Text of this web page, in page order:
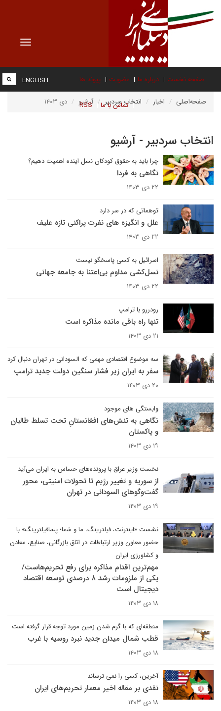
Toggle
صفحه نخست درباره ما عضویت پیوند ها
تماس با ما RSS
ENGLISH
صفحه‌اصلی اخبار انتخاب سردبیر آرشیو دی ۱۴۰۳
انتخاب سردبیر - آرشیو
چرا باید به حقوق کودکان نسل اینده اهمیت دهیم؟
نگاهی به فردا
۲۲ دی ۱۴۰۳
توهماتی که در سر دارد
علل و انگیزه های نفرت پراکنی تازه علیف
۲۲ دی ۱۴۰۳
اسرائیل به کسی پاسخگو نیست
نسل‌کشی مداوم بی‌اعتنا به جامعه جهانی
۲۲ دی ۱۴۰۳
رودررو با ترامپ
تنها راه باقی مانده مذاکره است
۲۱ دی ۱۴۰۳
سه موضوع اقتصادی مهمی که السودانی در تهران دنبال کرد
سفر به ایران زیر فشار سنگین دولت جدید ترامپ
۲۰ دی ۱۴۰۳
وابستگی های موجود
نگاهی به تنش‌های افغانستانِ تحت تسلط طالبان
و پاکستان
۱۹ دی ۱۴۰۳
نخست وزیر عراق با پرونده‌های حساس به ایران می‌آید
از سوریه و تغییر رژیم تا تحولات امنیتی، محور
گفت‌وگوهای السودانی در تهران
۱۹ دی ۱۴۰۳
نشست «اینترنت، فیلترینگ، ما و شما؛ پسافیلترینگ» با
حضور معاون وزیر ارتباطات در اتاق بازرگانی، صنایع، معادن
و کشاورزی ایران
مهم‌ترین اقدام مذاکره برای رفع تحریم‌هاست/
یکی از ملزومات رشد ۸ درصدی توسعه اقتصاد
دیجیتال است
۱۸ دی ۱۴۰۳
منطقه‌ای که با گرم شدن زمین مورد توجه قرار گرفته است
قطب شمال میدان جدید نبرد روسیه با غرب
۱۸ دی ۱۴۰۳
آخرین، کسی را نمی ترساند
نقدی بر مقاله اخیر معمار تحریم‌های ایران
۱۸ دی ۱۴۰۳